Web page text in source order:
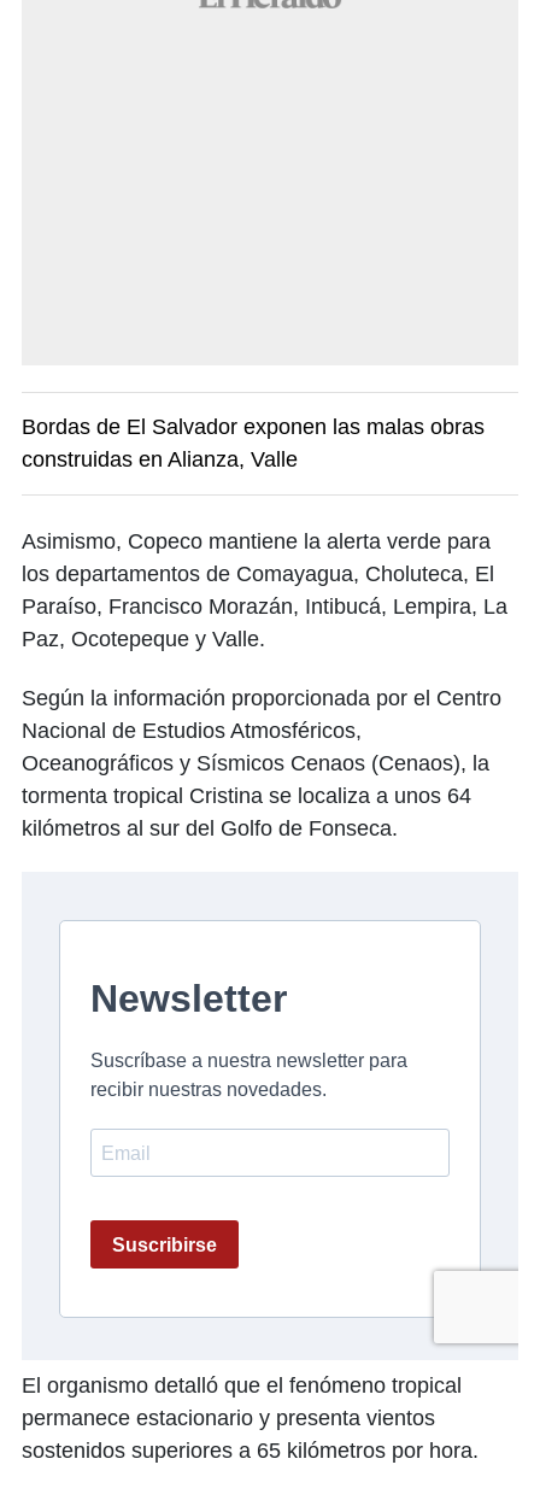
B​​​​ordas de El Salvador exponen las malas obras
construidas en Alianza, Valle
Asimismo, Copeco mantiene la alerta verde para
los departamentos de Comayagua, Choluteca, El
Paraíso, Francisco Morazán, Intibucá, Lempira, La
Paz, Ocotepeque y Valle.
Según la información proporcionada por el Centro
Nacional de Estudios Atmosféricos,
Oceanográficos y Sísmicos Cenaos (Cenaos), la
tormenta tropical Cristina se localiza a unos 64
kilómetros al sur del Golfo de Fonseca.
El organismo detalló que el fenómeno tropical
permanece estacionario y presenta vientos
sostenidos superiores a 65 kilómetros por hora.